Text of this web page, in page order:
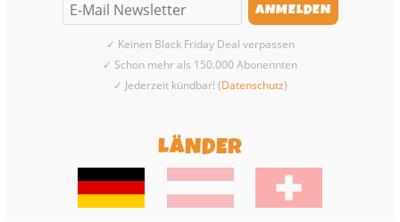
✓ Keinen Black Friday Deal verpassen
✓ Schon mehr als 150.000 Abonennten
✓ Jederzeit kündbar! (Datenschutz)
LÄNDER